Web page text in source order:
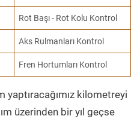
Rot Başı - Rot Kolu Kontrol
Aks Rulmanları Kontrol
Fren Hortumları Kontrol
yaptıracağımız kilometreyi
üzerinden bir yıl geçse